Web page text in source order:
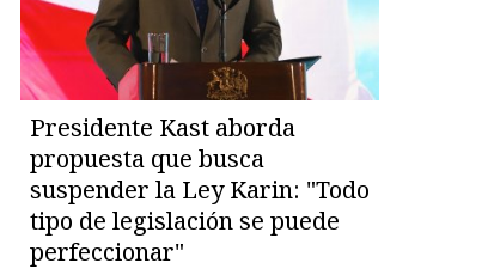
Presidente Kast aborda
propuesta que busca
suspender la Ley Karin: "Todo
tipo de legislación se puede
perfeccionar"